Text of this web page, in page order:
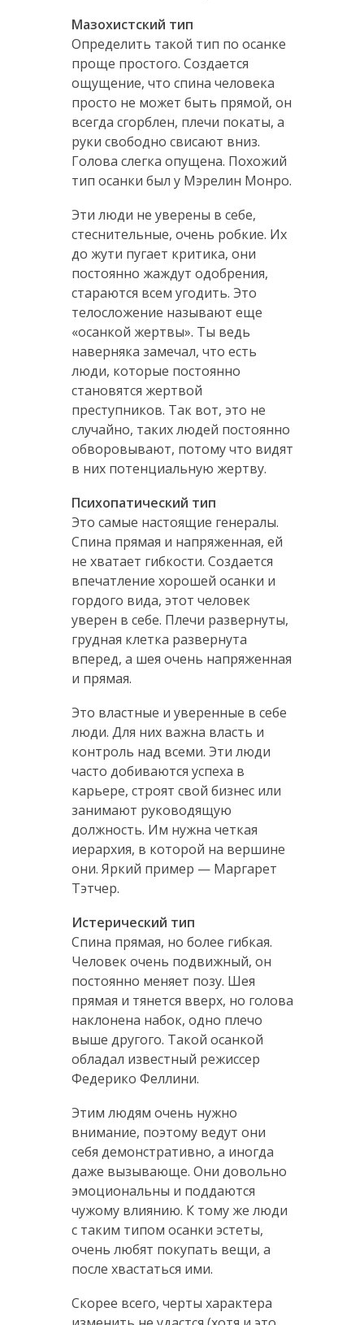
Мазохистский тип
Определить такой тип по осанке
проще простого. Создается
ощущение, что спина человека
просто не может быть прямой, он
всегда сгорблен, плечи покаты, а
руки свободно свисают вниз.
Голова слегка опущена. Похожий
тип осанки был у Мэрелин Монро.
Эти люди не уверены в себе,
стеснительные, очень робкие. Их
до жути пугает критика, они
постоянно жаждут одобрения,
стараются всем угодить. Это
телосложение называют еще
«осанкой жертвы». Ты ведь
наверняка замечал, что есть
люди, которые постоянно
становятся жертвой
преступников. Так вот, это не
случайно, таких людей постоянно
обворовывают, потому что видят
в них потенциальную жертву.
Психопатический тип
Это самые настоящие генералы.
Спина прямая и напряженная, ей
не хватает гибкости. Создается
впечатление хорошей осанки и
гордого вида, этот человек
уверен в себе. Плечи развернуты,
грудная клетка развернута
вперед, а шея очень напряженная
и прямая.
Это властные и уверенные в себе
люди. Для них важна власть и
контроль над всеми. Эти люди
часто добиваются успеха в
карьере, строят свой бизнес или
занимают руководящую
должность. Им нужна четкая
иерархия, в которой на вершине
они. Яркий пример — Маргарет
Тэтчер.
Истерический тип
Спина прямая, но более гибкая.
Человек очень подвижный, он
постоянно меняет позу. Шея
прямая и тянется вверх, но голова
наклонена набок, одно плечо
выше другого. Такой осанкой
обладал известный режиссер
Федерико Феллини.
Этим людям очень нужно
внимание, поэтому ведут они
себя демонстративно, а иногда
даже вызывающе. Они довольно
эмоциональны и поддаются
чужому влиянию. К тому же люди
с таким типом осанки эстеты,
очень любят покупать вещи, а
после хвастаться ими.
Скорее всего, черты характера